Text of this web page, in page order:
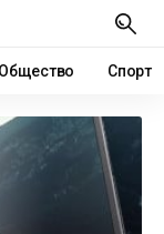
Общество Спорт